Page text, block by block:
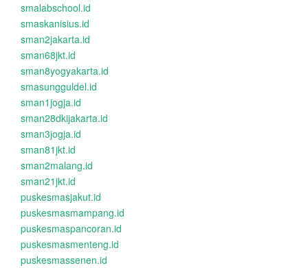
smalabschool.id
smaskanisius.id
sman2jakarta.id
sman68jkt.id
sman8yogyakarta.id
smasungguldel.id
sman1jogja.id
sman28dkijakarta.id
sman3jogja.id
sman81jkt.id
sman2malang.id
sman21jkt.id
puskesmasjakut.id
puskesmasmampang.id
puskesmaspancoran.id
puskesmasmenteng.id
puskesmassenen.id